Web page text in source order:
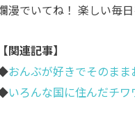
漫でいてね！ 楽しい毎
【関連記事】
おんぶが好きでそのま
いろんな国に住んだチ